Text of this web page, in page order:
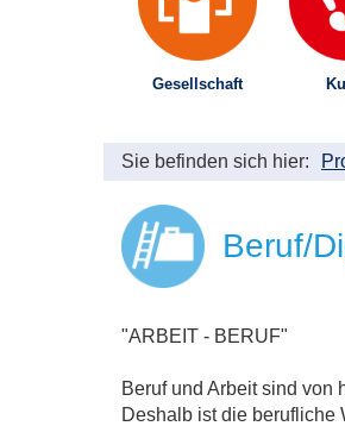
Gesellschaft
Sie befinden sich hier:
Beruf/
"ARBEIT - BERUF"
Beruf und Arbeit sind von
Deshalb ist die berufliche